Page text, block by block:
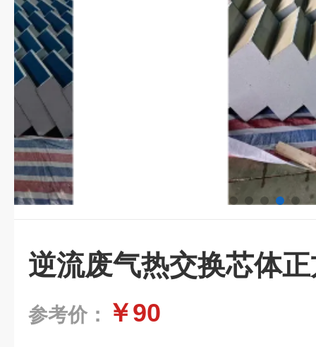
逆流废气热交换芯体
参考价： ￥90